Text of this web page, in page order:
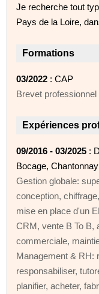
Je recherche tout
Pays de la Loire,
Formations
03/2022 : CAP
Brevet professionnel
Expériences
09/2016 - 03/2025 :
Bocage, Chantonnay
Gestion globale:
conception,
mise en place d'un
CRM, vente B To B,
commerciale,
Management & RH:
responsabiliser,
planifier, acheter,